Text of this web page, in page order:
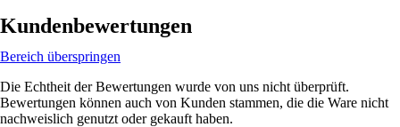
Kundenbewertungen
Bereich überspringen
Die Echtheit der Bewertungen wurde von uns nicht überprüft.
Bewertungen können auch von Kunden stammen, die die Ware nicht
nachweislich genutzt oder gekauft haben.